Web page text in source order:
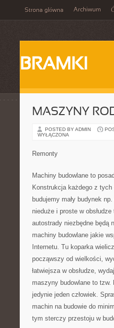
Strona główna Archiwum
BRAMKI
MASZYNY
POSTED BY ADMIN
WYŁĄCZONA
Remonty
Machiny budowlane to
Konstrukcja każdego z
budujemy mały budynek
nieduże i proste w
autostrady niezbędne będą
machiny budowlane jakie
Internetu. Tu koparka
począwszy od wielkości,
łatwiejsza w obsłudze,
maszyny budowlane to tzw.
jedynie jeden człowiek.
machin na budowie do
tym sterczy przestoju w